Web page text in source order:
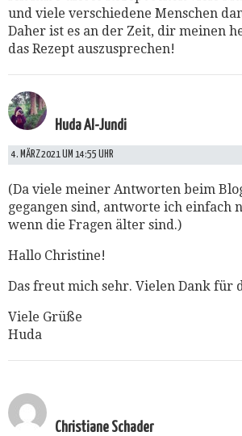
und viele verschiedene Menschen
Daher ist es an der Zeit, dir meinen
das Rezept auszusprechen!
Huda Al-Jundi
4. MÄRZ 2021 UM 14:55 UHR
(Da viele meiner Antworten beim
gegangen sind, antworte ich einfach
wenn die Fragen älter sind.)
Hallo Christine!
Das freut mich sehr. Vielen Dank für
Viele Grüße
Huda
Christiane Schader